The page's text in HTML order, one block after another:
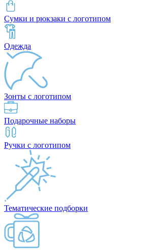
Сумки и рюкзаки с логотипом
Одежда
Зонты с логотипом
Подарочные наборы
Ручки с логотипом
Тематические подборки